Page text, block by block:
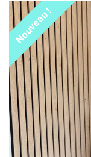
Nouveau !